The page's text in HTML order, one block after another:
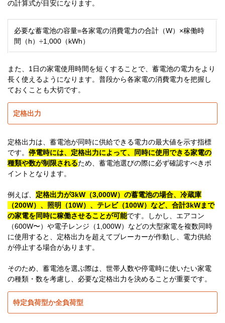
の計算式が目安になります。
必要な蓄電池の容量=各家電の消費電力の合計（W）×稼働時
間（h）÷1,000（kWh）
また、1日の家電使用時間を短くすることで、蓄電池の電力をより
長く使えるようになります。普段から各家電の消費電力を把握し
ておくことも大切です。
定格出力
定格出力は、蓄電池が同時に供給できる電力の最大値を示す指標
です。 停電時には、定格出力によって、同時に使用できる家電の
種類や数が制限されるため、蓄電池選びの際に必ず確認すべきポ
イントとなります。
例えば、 定格出力が3kW（3,000W）の蓄電池の場合、冷蔵庫
（200W）、照明（10W）、テレビ（100W）など、合計3kWまで
の家電を同時に稼働させることが可能です。しかし、エアコン
（600W〜）や電子レンジ（1,000W）などの大型家電を複数同時
に使用すると、定格出力を超えてブレーカーが作動し、電力供給
が停止する場合があります。
そのため、蓄電池を選ぶ際は、世帯人数や停電時に使いたい家電
の種類・数を考慮し、必要な定格出力を決めることが重要です。
特定負荷型か全負荷型